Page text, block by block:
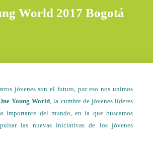
World 2017 Bogotá
jóvenes son el futuro, por eso nos unimos
Young World, la cumbre de jóvenes líderes
importante del mundo, en la que buscamos
las nuevas iniciativas de los jóvenes